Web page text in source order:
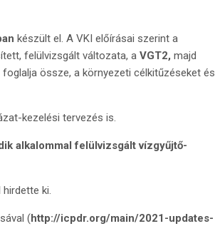
készült el. A VKI előírásai szerint a
felülvizsgált változata, a VGT2, majd
össze, a környezeti célkitűzéseket és
kezelési tervezés is.
alkalommal felülvizsgált vízgyűjtő-
ki.
(http://icpdr.org/main/2021-updates-